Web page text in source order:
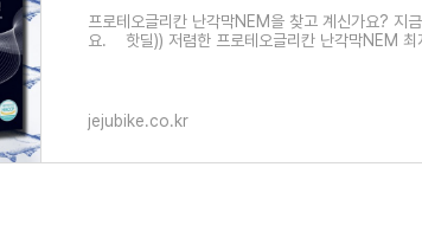
프로테오글리칸 난각막NEM을 찾고 계신가요? 지
요. 핫딜)) 저렴한 프로테오글리칸 난각막NEM 최
jejubike.co.kr